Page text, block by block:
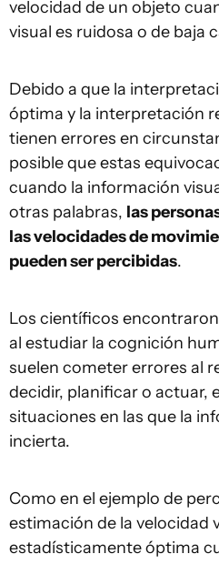
velocidad de un objeto
visual es ruidosa o de baja
Debido a que la
óptima y la interpretación
tienen errores en
posible que estas
cuando la información
otras palabras, las
las velocidades de
pueden ser percibidas.
Los científicos
al estudiar la cognición
suelen cometer errores al
decidir, planificar o actuar,
situaciones en las que la
incierta.
Como en el ejemplo de
estimación de la velocidad
estadísticamente óptima